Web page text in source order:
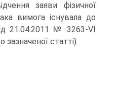
заяви фізичної
вимога існувала до
21.04.2011 № 3263-VI
зазначеної статті).